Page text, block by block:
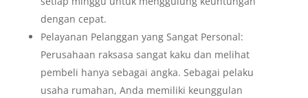
dengan cepat.
Pelayanan Pelanggan yang Sangat Personal:
Perusahaan raksasa sangat kaku dan melihat
pembeli hanya sebagai angka. Sebagai pelaku
usaha rumahan, Anda memiliki keunggulan